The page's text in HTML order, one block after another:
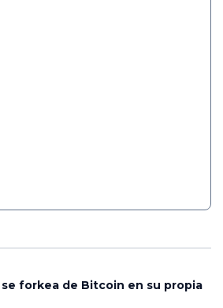
se forkea de Bitcoin en su propia